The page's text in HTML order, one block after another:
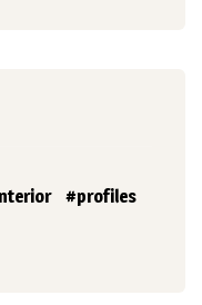
profiles